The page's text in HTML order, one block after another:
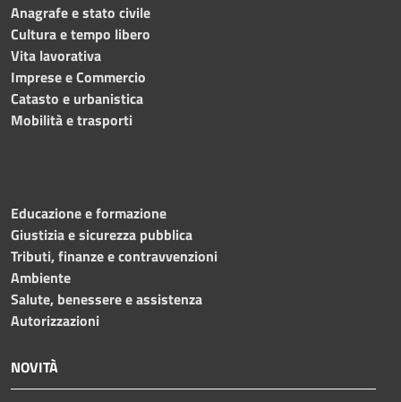
Anagrafe e stato civile
Cultura e tempo libero
Vita lavorativa
Imprese e Commercio
Catasto e urbanistica
Mobilità e trasporti
Educazione e formazione
Giustizia e sicurezza pubblica
Tributi, finanze e contravvenzioni
Ambiente
Salute, benessere e assistenza
Autorizzazioni
NOVITÀ